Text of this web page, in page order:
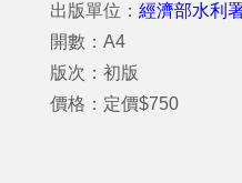
出版單位： 經濟部水利
開數：A4
版次：初版
價格：定價$750